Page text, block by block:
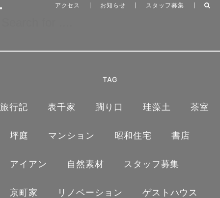
アクセス お知らせ スタッフ募集
TAG
旅行記 表千家 躙り口 珪藻土 茶室
坪庭 マンション 昭和住宅 書店
アイアン 自然素材 スタッフ募集
京町家 リノベーション ゲストハウス
銅版画家 南桂子: メルヘンの小さ
な王国へ